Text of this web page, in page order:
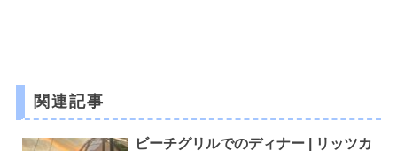
関連記事
ビーチグリルでのディナー | リッツカ